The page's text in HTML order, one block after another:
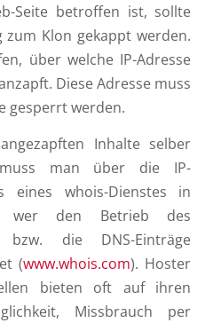
Seite betroffen ist, sollte
Klon gekappt werden.
über welche IP-Adresse
Diese Adresse muss
gesperrt werden.
Inhalte selber
muss man über die IP-
eines whois-Dienstes in
wer den Betrieb des
bzw. die DNS-Einträge
(www.whois.com). Hoster
bieten oft auf ihren
Missbrauch per